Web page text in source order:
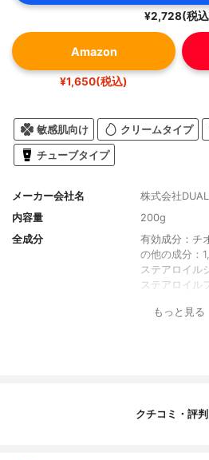
¥2,728(税
Amazon
¥1,650(税込)
敏感肌向け クリームタイプ
チューブタイプ
メーカー会社名
株式会社
内容量
200g
全成分
有効成分：チ
の他の成分：
ステアロイル
ステアロイル
キス、イエロ
ステリル、
モミラエキ
ュガースクワ
ス、セイヨウ
もっと見る
クチコミ・評